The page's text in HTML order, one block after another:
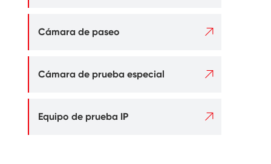
Cámara de paseo 
Cámara de prueba especial 
Equipo de prueba IP 